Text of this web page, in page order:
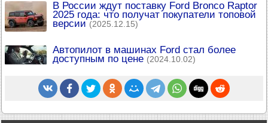
В России ждут поставку Ford Bronco Raptor
2025 года: что получат покупатели топовой
версии (2025.12.15)
Автопилот в машинах Ford стал более
доступным по цене (2024.10.02)